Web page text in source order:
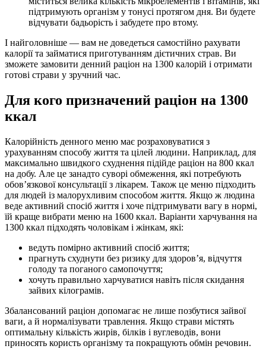
підтримують організм у тонусі протягом дня. Ви будете
відчувати бадьорість і забудете про втому.
І найголовніше — вам не доведеться самостійно рахувати
калорії та займатися приготуванням дієтичних страв. Ви
зможете замовити денний раціон на 1300 калорій і отримати
готові страви у зручний час.
Для кого призначений раціон на 1300
ккал
Калорійність денного меню має розраховуватися з
урахуванням способу життя та цілей людини. Наприклад, для
максимально швидкого схуднення підійде раціон на 800 ккал
на добу. Але це занадто суворі обмеження, які потребують
обов’язкової консультації з лікарем. Також це меню підходить
для людей із малорухливим способом життя. Якщо ж людина
веде активний спосіб життя і хоче підтримувати вагу в нормі,
їй краще вибрати меню на 1600 ккал. Варіанти харчування на
1300 ккал підходять чоловікам і жінкам, які:
ведуть помірно активний спосіб життя;
прагнуть схуднути без ризику для здоров’я, відчуття
голоду та поганого самопочуття;
хочуть правильно харчуватися навіть після скидання
зайвих кілограмів.
Збалансований раціон допомагає не лише позбутися зайвої
ваги, а й нормалізувати травлення. Якщо страви містять
оптимальну кількість жирів, білків і вуглеводів, вони
приносять користь організму та покращують обмін речовин.